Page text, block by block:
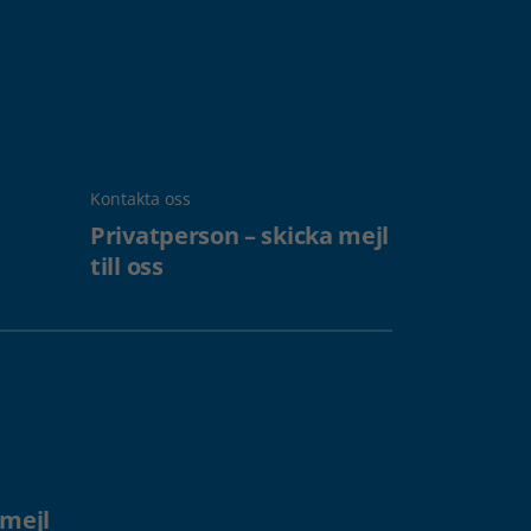
Kontakta oss
Privatperson – skicka mejl
till oss